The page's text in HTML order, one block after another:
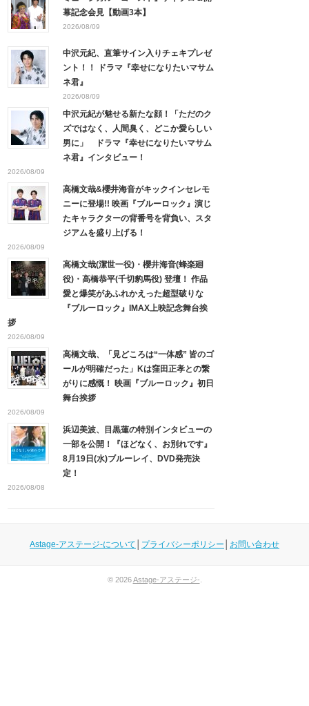
幕記念会見【動画3本】
2026/08/09
中沢元紀、直筆サイン入りチェキプレゼ
ント！！ ドラマ『幸せになりたいマサム
ネ君』
2026/08/09
中沢元紀が魅せる新たな顔！「ただのク
ズではなく、人間臭く、どこか愛らしい
男に」 ドラマ『幸せになりたいマサム
ネ君』インタビュー！
2026/08/09
高橋文哉&櫻井海音がキックインセレモ
ニーに登場!! 映画『ブルーロック』演じ
たキャラクターの背番号を背負い、スタ
ジアムを盛り上げる！
2026/08/09
高橋文哉(潔世一役)・櫻井海音(蜂楽廻
役)・高橋恭平(千切豹馬役) 登壇！ 作品
愛と爆笑があふれかえった超型破りな
『ブルーロック』IMAX上映記念舞台挨
拶
2026/08/09
高橋文哉、「見どころは“一体感” 皆のゴ
ールが明確だった」Kは窪田正孝との繋
がりに感慨！ 映画『ブルーロック』初日
舞台挨拶
2026/08/09
浜辺美波、目黒蓮の特別インタビューの
一部を公開！『ほどなく、お別れです』
8月19日(水)ブルーレイ、DVD発売決
定！
2026/08/08
Astage-アステージ-について プライバシーポリシー お問い合わせ
© 2026Astage-アステージ-